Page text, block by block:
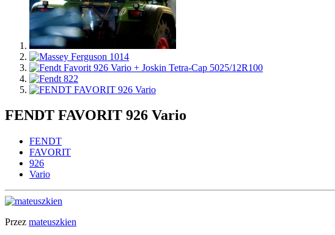
FENDT FAVORIT 926 Vario
FENDT
FAVORIT
926
Vario
Przez mateuszkien